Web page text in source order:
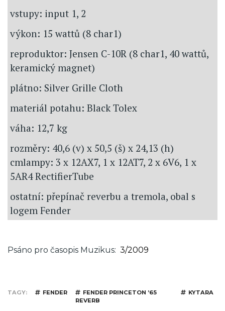
vstupy: input 1, 2
výkon: 15 wattů (8 char1)
reproduktor: Jensen C-10R (8 char1, 40 wattů,
keramický magnet)
plátno: Silver Grille Cloth
materiál potahu: Black Tolex
váha: 12,7 kg
rozměry: 40,6 (v) x 50,5 (š) x 24,13 (h)
cmlampy: 3 x 12AX7, 1 x 12AT7, 2 x 6V6, 1 x
5AR4 RectifierTube
ostatní: přepínač reverbu a tremola, obal s
logem Fender
Psáno pro časopis Muzikus 3/2009
TAGY FENDER
FENDER PRINCETON ’65
REVERB
KYTARA